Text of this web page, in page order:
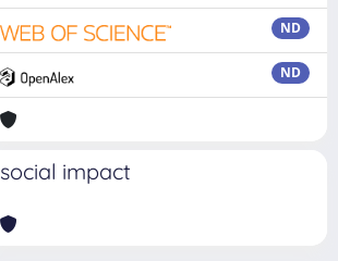
ND
ND
social impact